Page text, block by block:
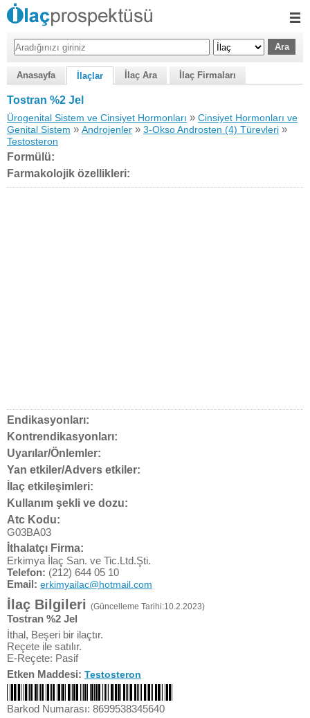
Anasayfa İlaçlar İlaç Ara İlaç Firmaları
Tostran %2 Jel
Ürogenital Sistem ve Cinsiyet Hormonları » Cinsiyet Hormonları ve
Genital Sistem » Androjenler » 3-Okso Androsten (4) Türevleri »
Testosteron
Formülü:
Farmakolojik özellikleri:
Endikasyonları:
Kontrendikasyonları:
Uyarılar/Önlemler:
Yan etkiler/Advers etkiler:
İlaç etkileşimleri:
Kullanım şekli ve dozu:
Atc Kodu:
G03BA03
İthalatçı Firma:
Erkimya İlaç San. ve Tic.Ltd.Şti.
Telefon: (212) 644 05 10
Email: erkimyailac@hotmail.com
İlaç Bilgileri (Güncelleme Tarihi:10.2.2023)
Tostran %2 Jel
İthal, Beşeri bir ilaçtır.
Reçete ile satılır.
E-Reçete: Pasif
Etken Maddesi: Testosteron
Barkod Numarası: 8699538345640